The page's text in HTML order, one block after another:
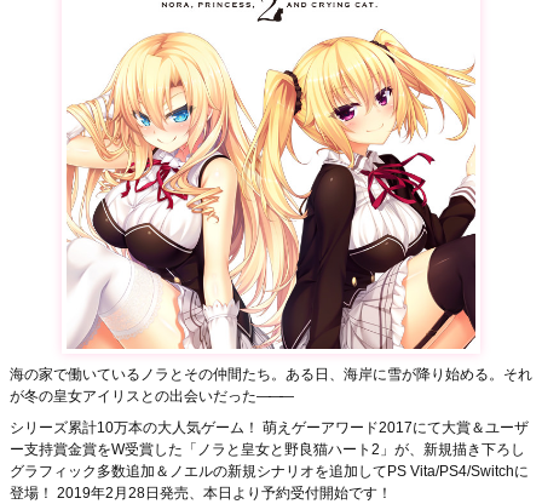
海の家で働いているノラとその仲間たち。ある日、海岸に雪が降り始める。それ
が冬の皇女アイリスとの出会いだった―――
シリーズ累計10万本の大人気ゲーム！ 萌えゲーアワード2017にて大賞＆ユーザ
ー支持賞金賞をW受賞した「ノラと皇女と野良猫ハート2」が、新規描き下ろし
グラフィック多数追加＆ノエルの新規シナリオを追加してPS Vita/PS4/Switchに
登場！ 2019年2月28日発売、本日より予約受付開始です！